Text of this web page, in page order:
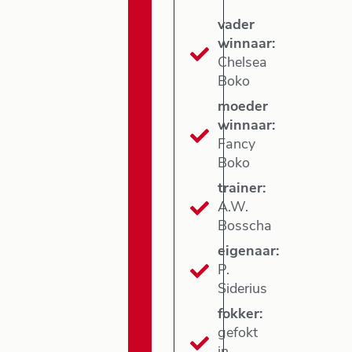
vader
winnaar:
Chelsea
Boko
moeder
winnaar:
Fancy
Boko
trainer:
A.W.
Bosscha
eigenaar:
P.
Siderius
fokker:
gefokt